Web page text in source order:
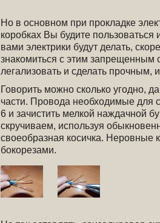
Но в основном при прокладке
коробках Вы будите
вами электрики будут делать,
знакомиться с этим запрещенным
легализовать и сделать прочным,
Говорить можно сколько угодно,
части. Провода необходимые для
6 и зачистить мелкой наждачной
скручиваем, используя
своеобразная косичка. Неровные
бокорезами.